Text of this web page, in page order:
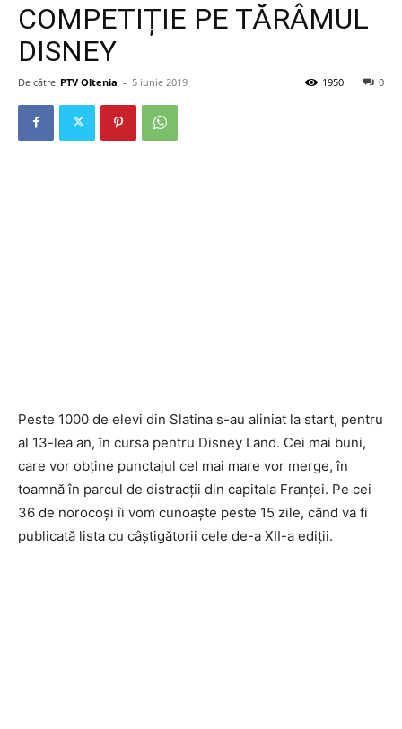
COMPETIȚIE PE TĂRÂMUL
DISNEY
De către PTV Oltenia - 5 iunie 2019 0
1950
Peste 1000 de elevi din Slatina s-au aliniat la start, pentru
al 13-lea an, în cursa pentru Disney Land. Cei mai buni,
care vor obține punctajul cel mai mare vor merge, în
toamnă în parcul de distracții din capitala Franței. Pe cei
36 de norocoși îi vom cunoaște peste 15 zile, când va fi
publicată lista cu câștigătorii cele de-a XII-a ediții.